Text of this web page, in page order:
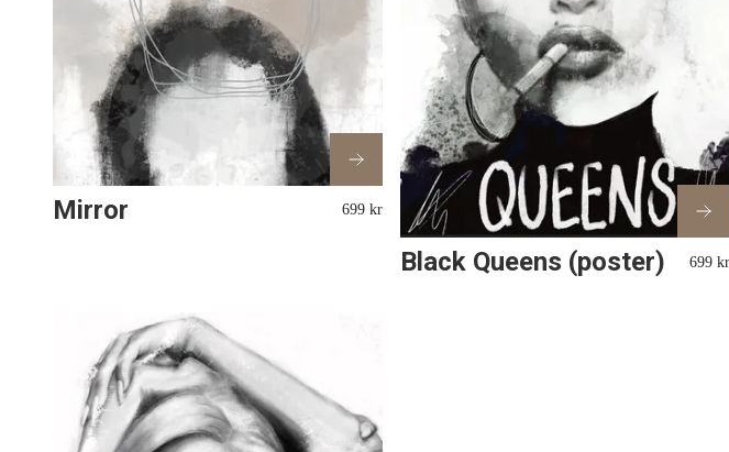
Mirror 699 kr
Black Queens (poster) 699 kr